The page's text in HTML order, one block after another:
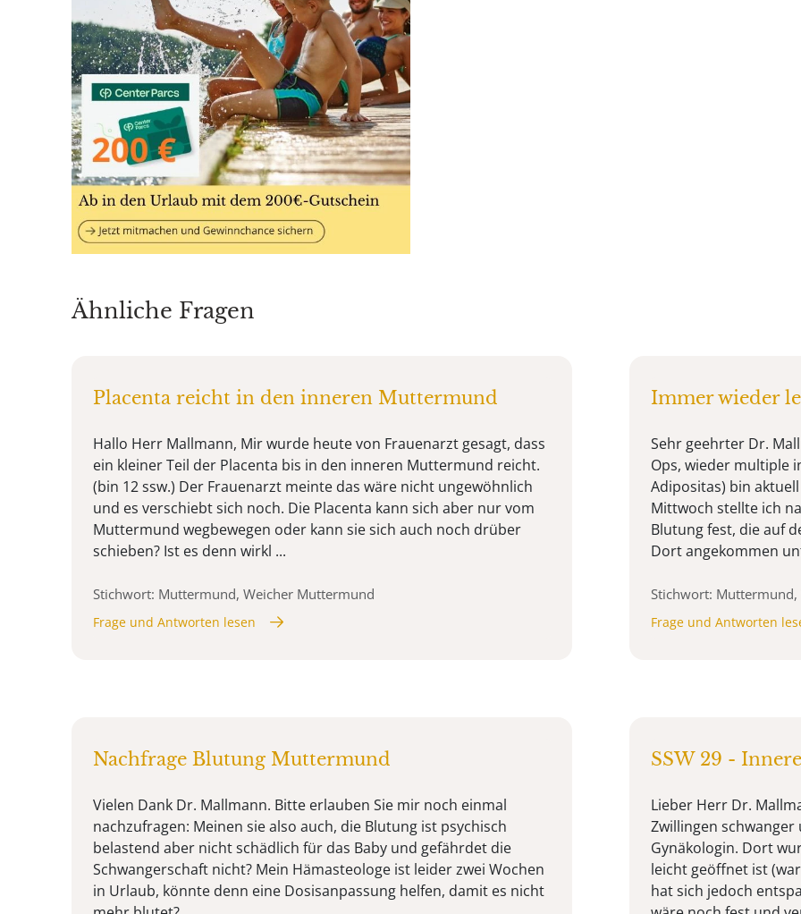
Ähnliche Fragen
Placenta reicht in den inneren Muttermund
Hallo Herr Mallmann, Mir wurde heute von Frauenarzt gesagt, dass
ein kleiner Teil der Placenta bis in den inneren Muttermund reicht.
(bin 12 ssw.) Der Frauenarzt meinte das wäre nicht ungewöhnlich
und es verschiebt sich noch. Die Placenta kann sich aber nur vom
Muttermund wegbewegen oder kann sie sich auch noch drüber
schieben? Ist es denn wirkl ...
Stichwort: Muttermund, Weicher Muttermund
Frage und Antworten lesen
Immer wieder
Sehr geehrter Dr.
Ops, wieder multiple
Adipositas) bin
Mittwoch stellte ich
Blutung fest, die auf
Dort angekommen
Stichwort:
Frage und Antworten
Nachfrage Blutung Muttermund
Vielen Dank Dr. Mallmann. Bitte erlauben Sie mir noch einmal
nachzufragen: Meinen sie also auch, die Blutung ist psychisch
belastend aber nicht schädlich für das Baby und gefährdet die
Schwangerschaft nicht? Mein Hämasteologe ist leider zwei Wochen
in Urlaub, könnte denn eine Dosisanpassung helfen, damit es nicht
SSW 29 -
Lieber Herr Dr.
Zwillingen
Gynäkologin. Dort
leicht geöffnet ist
hat sich jedoch